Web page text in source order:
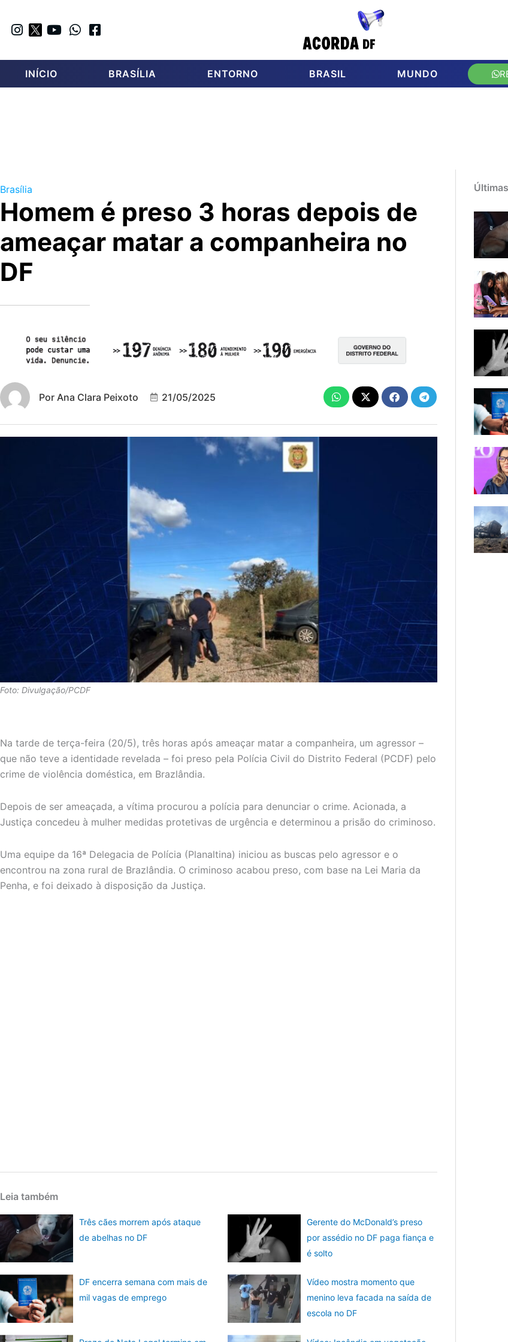
INÍCIO BRASÍLIA ENTORNO BRASIL MUNDO
Brasília
Homem é preso 3 horas depois de
ameaçar matar a companheira no
DF
Por Ana Clara Peixoto 21/05/2025
Foto: Divulgação/PCDF
Na tarde de terça-feira (20/5), três horas após ameaçar matar a companheira, um agressor –
que não teve a identidade revelada – foi preso pela Polícia Civil do Distrito Federal (PCDF) pelo
crime de violência doméstica, em Brazlândia.
Depois de ser ameaçada, a vítima procurou a polícia para denunciar o crime. Acionada, a
Justiça concedeu à mulher medidas protetivas de urgência e determinou a prisão do criminoso.
Uma equipe da 16ª Delegacia de Polícia (Planaltina) iniciou as buscas pelo agressor e o
encontrou na zona rural de Brazlândia. O criminoso acabou preso, com base na Lei Maria da
Penha, e foi deixado à disposição da Justiça.
Leia também
Três cães morrem após ataque
de abelhas no DF
Gerente do McDonald’s preso
por assédio no DF paga fiança e
é solto
DF encerra semana com mais de
mil vagas de emprego
Vídeo mostra momento que
menino leva facada na saída de
escola no DF